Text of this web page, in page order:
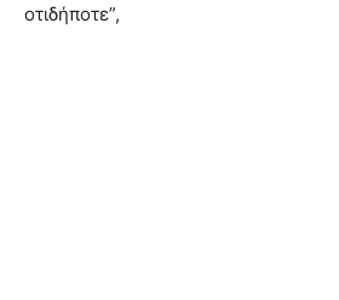
οτιδήποτε”,